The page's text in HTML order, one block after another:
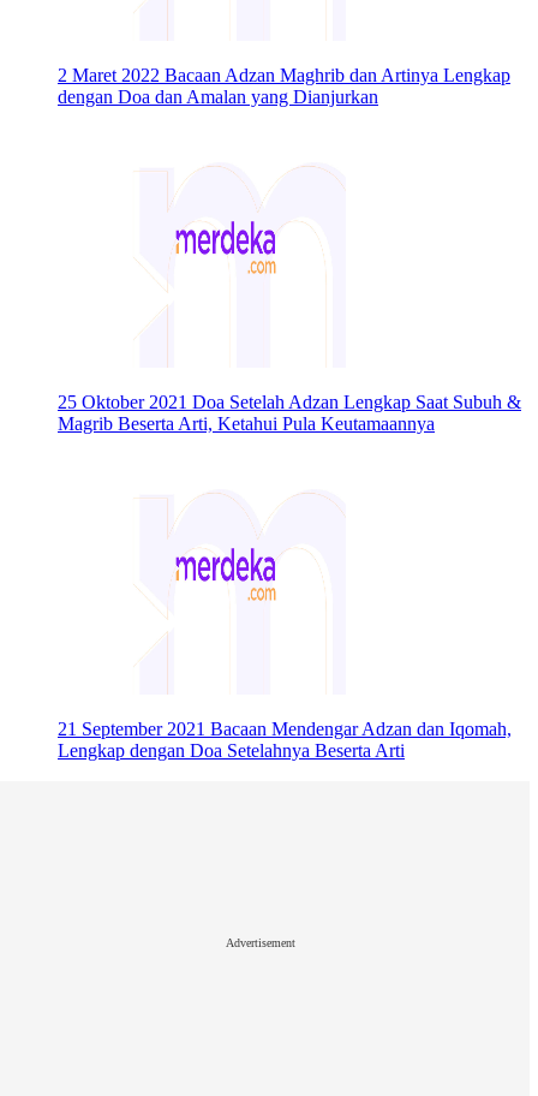
2 Maret 2022 Bacaan Adzan Maghrib dan Artinya Lengkap
dengan Doa dan Amalan yang Dianjurkan
25 Oktober 2021 Doa Setelah Adzan Lengkap Saat Subuh &
Magrib Beserta Arti, Ketahui Pula Keutamaannya
21 September 2021 Bacaan Mendengar Adzan dan Iqomah,
Lengkap dengan Doa Setelahnya Beserta Arti
Advertisement